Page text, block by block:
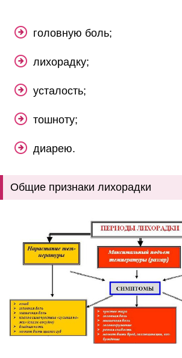
головную боль;
лихорадку;
усталость;
тошноту;
диарею.
Общие признаки лихорадки